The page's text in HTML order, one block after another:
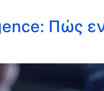
Πώς